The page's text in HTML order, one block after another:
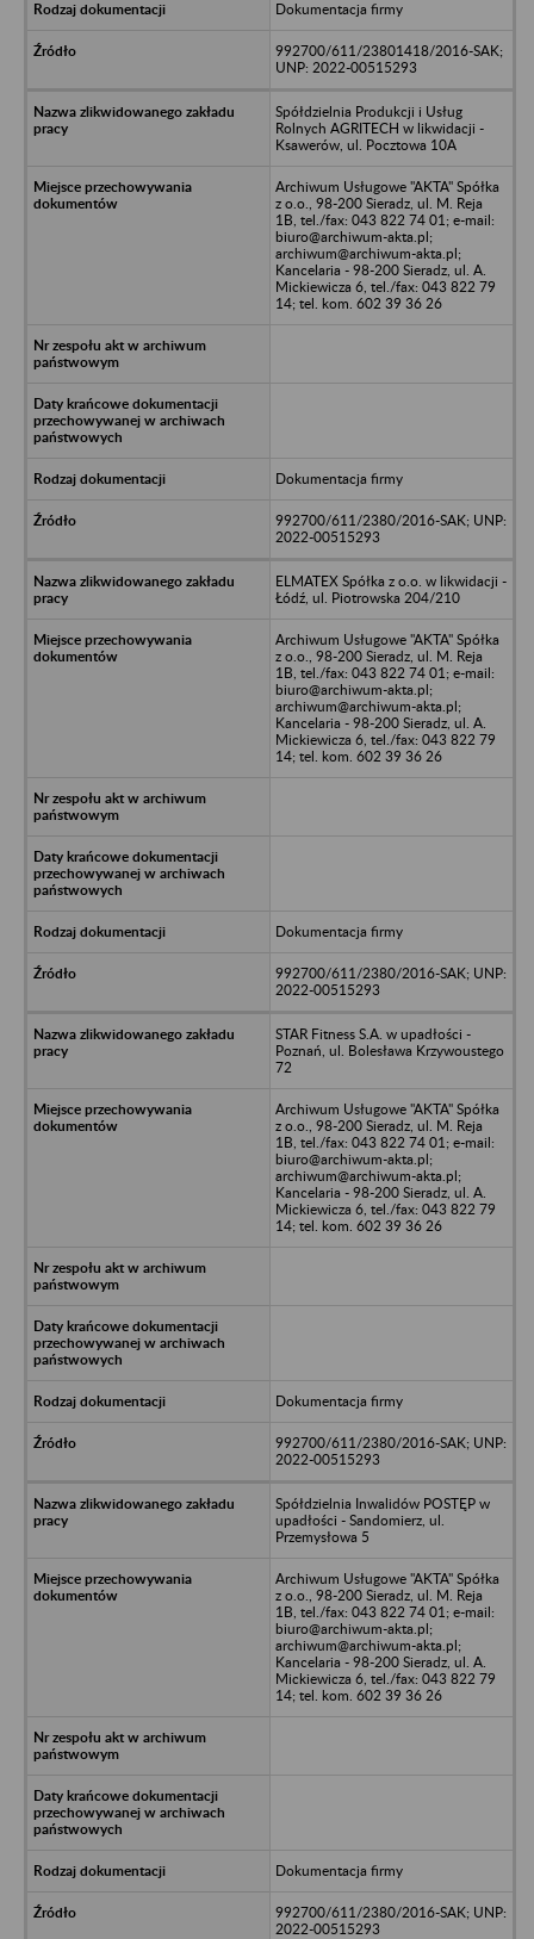
Dokumentacja firmy
992700/611/23801418/2016-SAK;
UNP: 2022-00515293
Spółdzielnia Produkcji i Usług
Rolnych AGRITECH w likwidacji -
Ksawerów, ul. Pocztowa 10A
Archiwum Usługowe "AKTA" Spółka
z o.o., 98-200 Sieradz, ul. M. Reja
1B, tel./fax: 043 822 74 01; e-mail:
biuro@archiwum-akta.pl;
archiwum@archiwum-akta.pl;
Kancelaria - 98-200 Sieradz, ul. A.
Mickiewicza 6, tel./fax: 043 822 79
14; tel. kom. 602 39 36 26
Dokumentacja firmy
992700/611/2380/2016-SAK; UNP:
2022-00515293
ELMATEX Spółka z o.o. w likwidacji -
Łódź, ul. Piotrowska 204/210
Archiwum Usługowe "AKTA" Spółka
z o.o., 98-200 Sieradz, ul. M. Reja
1B, tel./fax: 043 822 74 01; e-mail:
biuro@archiwum-akta.pl;
archiwum@archiwum-akta.pl;
Kancelaria - 98-200 Sieradz, ul. A.
Mickiewicza 6, tel./fax: 043 822 79
14; tel. kom. 602 39 36 26
Dokumentacja firmy
992700/611/2380/2016-SAK; UNP:
2022-00515293
STAR Fitness S.A. w upadłości -
Poznań, ul. Bolesława Krzywoustego
72
Archiwum Usługowe "AKTA" Spółka
z o.o., 98-200 Sieradz, ul. M. Reja
1B, tel./fax: 043 822 74 01; e-mail:
biuro@archiwum-akta.pl;
archiwum@archiwum-akta.pl;
Kancelaria - 98-200 Sieradz, ul. A.
Mickiewicza 6, tel./fax: 043 822 79
14; tel. kom. 602 39 36 26
Dokumentacja firmy
992700/611/2380/2016-SAK; UNP:
2022-00515293
Spółdzielnia Inwalidów POSTĘP w
upadłości - Sandomierz, ul.
Przemysłowa 5
Archiwum Usługowe "AKTA" Spółka
z o.o., 98-200 Sieradz, ul. M. Reja
1B, tel./fax: 043 822 74 01; e-mail:
biuro@archiwum-akta.pl;
archiwum@archiwum-akta.pl;
Kancelaria - 98-200 Sieradz, ul. A.
Mickiewicza 6, tel./fax: 043 822 79
14; tel. kom. 602 39 36 26
Dokumentacja firmy
992700/611/2380/2016-SAK; UNP:
2022-00515293